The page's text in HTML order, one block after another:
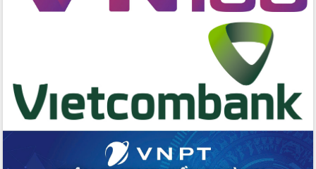
Đắk Lắk phát động hưởng ứng Ngày
hai con số trong năm 2026
Tổ chức trang trọng Lễ hội Đền thờ
Lương Văn Chánh năm 2026
Phó Bí thư Tỉnh ủy Đắk Lắk Đỗ Hữu
Huy giữ chức Bí thư Đảng ủy Ủy Ban